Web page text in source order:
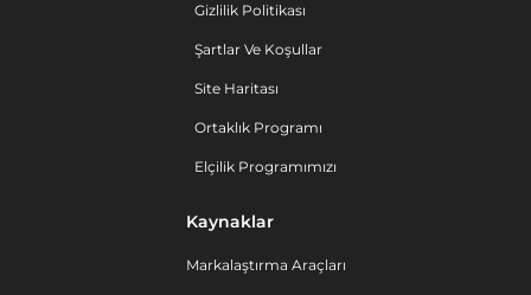
Gizlilik Politikası
Şartlar Ve Koşullar
Site Haritası
Ortaklık Programı
Elçilik Programımızı
Kaynaklar
Markalaştırma Araçları